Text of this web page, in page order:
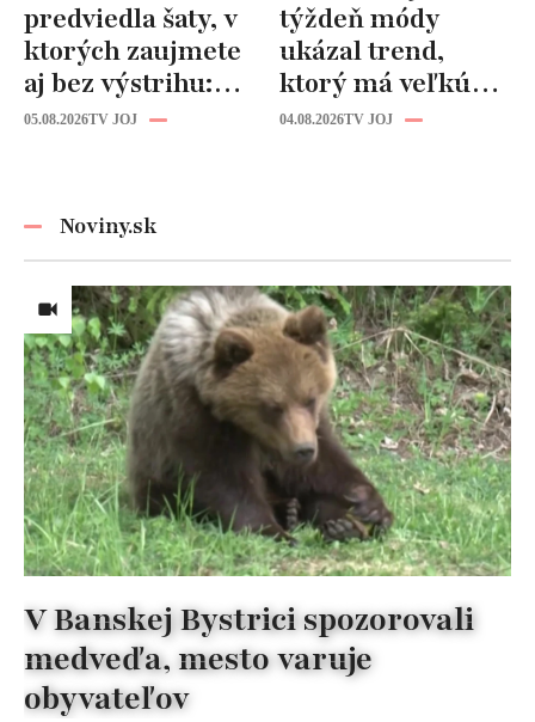
predviedla šaty, v
ktorých zaujmete
aj bez výstrihu:
Ich čaro je v tomto
05.08.2026TV JOJ
týždeň módy
ukázal trend,
ktorý má veľkú
budúcnosť: Počuli
04.08.2026TV JOJ
Noviny.sk
V Banskej Bystrici spozorovali
medveďa, mesto varuje
obyvateľov